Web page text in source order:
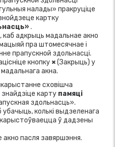
налады» пракруціце
картку
.
каб адкрыць мадальнае акно
пра штомесячнае і
прапускной здольнасці.
кнопку×(Закрыць) у
акна.
сховішча
карту памяці
здольнасць».
убачыць, колькі выдзеленага
ў дадзены
акно пасля завяршэння.